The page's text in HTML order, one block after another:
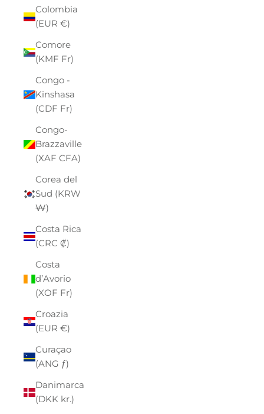
Colombia
(EUR €)
Comore
(KMF Fr)
Congo -
Kinshasa
(CDF Fr)
Congo-
Brazzaville
(XAF CFA)
Corea del
Sud (KRW
₩)
Costa Rica
(CRC ₡)
Costa
d’Avorio
(XOF Fr)
Croazia
(EUR €)
Curaçao
(ANG ƒ)
Danimarca
(DKK kr.)